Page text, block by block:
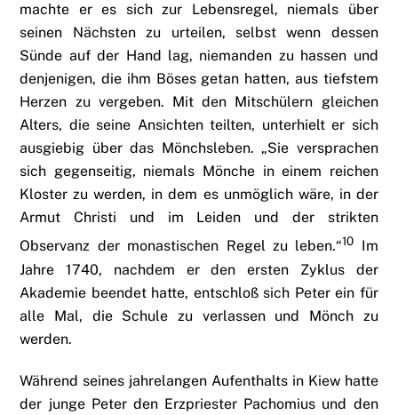
machte er es sich zur Lebensregel, niemals über
seinen Nächsten zu urteilen, selbst wenn dessen
Sünde auf der Hand lag, niemanden zu hassen und
denjenigen, die ihm Böses getan hatten, aus tiefstem
Herzen zu vergeben. Mit den Mitschülern gleichen
Alters, die seine Ansichten teilten, unterhielt er sich
ausgiebig über das Mönchsleben. „Sie versprachen
sich gegenseitig, niemals Mönche in einem reichen
Kloster zu werden, in dem es unmöglich wäre, in der
Armut Christi und im Leiden und der strikten
Observanz der monastischen Regel zu leben.“10
Im
Jahre 1740, nachdem er den ersten Zyklus der
Akademie beendet hatte, entschloß sich Peter ein für
alle Mal, die Schule zu verlassen und Mönch zu
werden.
Während seines jahrelangen Aufenthalts in Kiew hatte
der junge Peter den Erzpriester Pachomius und den